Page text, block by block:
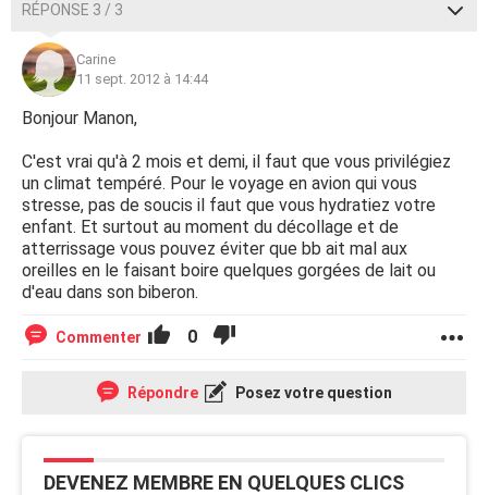
RÉPONSE 3 / 3
Carine
11 sept. 2012 à 14:44
Bonjour Manon,
C'est vrai qu'à 2 mois et demi, il faut que vous privilégiez
un climat tempéré. Pour le voyage en avion qui vous
stresse, pas de soucis il faut que vous hydratiez votre
enfant. Et surtout au moment du décollage et de
atterrissage vous pouvez éviter que bb ait mal aux
oreilles en le faisant boire quelques gorgées de lait ou
d'eau dans son biberon.
Commenter 0
Répondre Posez votre question
DEVENEZ MEMBRE EN QUELQUES CLICS